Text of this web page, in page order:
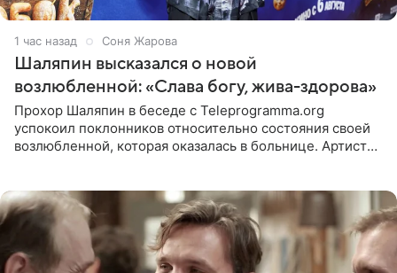
1 час назад Соня Жарова
Шаляпин высказался о новой
возлюбленной: «Слава богу, жива-здорова»
Прохор Шаляпин в беседе с Teleprogramma.org
успокоил поклонников относительно состояния своей
возлюбленной, которая оказалась в больнице. Артист